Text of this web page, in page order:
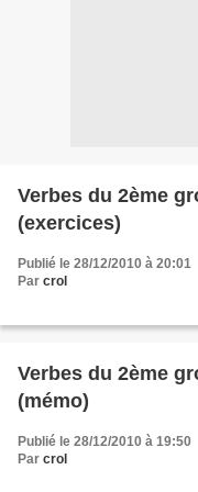
Verbes du 2ème
(exercices)
Publié le 28/12/2010 à 20:01
Par crol
Verbes du 2ème
(mémo)
Publié le 28/12/2010 à 19:50
Par crol